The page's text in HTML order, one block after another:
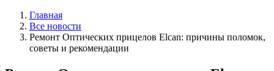
Главная
Все новости
Ремонт Оптических прицелов Elcan: причины поломок,
советы и рекомендации